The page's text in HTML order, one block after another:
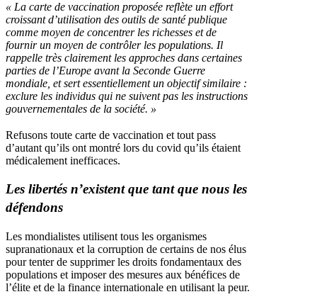
« La carte de vaccination proposée reflète un effort
croissant d’utilisation des outils de santé publique
comme moyen de concentrer les richesses et de
fournir un moyen de contrôler les populations. Il
rappelle très clairement les approches dans certaines
parties de l’Europe avant la Seconde Guerre
mondiale, et sert essentiellement un objectif similaire :
exclure les individus qui ne suivent pas les instructions
gouvernementales de la société. »
Refusons toute carte de vaccination et tout pass
d’autant qu’ils ont montré lors du covid qu’ils étaient
médicalement inefficaces.
Les libertés n’existent que tant que nous les
défendons
Les mondialistes utilisent tous les organismes
supranationaux et la corruption de certains de nos élus
pour tenter de supprimer les droits fondamentaux des
populations et imposer des mesures aux bénéfices de
l’élite et de la finance internationale en utilisant la peur.